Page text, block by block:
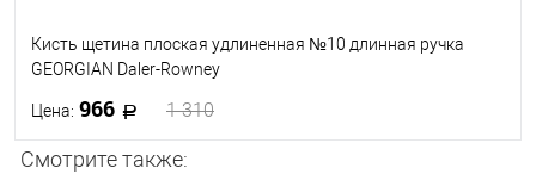
Кисть щетина плоская удлиненная №10 длинная ручка
GEORGIAN Daler-Rowney
Цена: 966 1 310
Смотрите также: